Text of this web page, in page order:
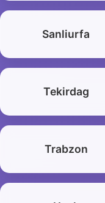
Sanliurfa
Tekirdag
Trabzon